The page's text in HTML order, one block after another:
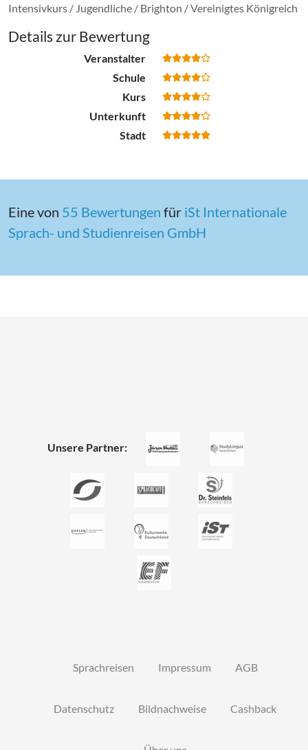
Intensivkurs / Jugendliche / Brighton / Vereinigtes Königreich
Details zur Bewertung
Veranstalter
Schule
Kurs
Unterkunft
Stadt
Eine von 55 Bewertungen für iSt In­ter­na­tio­na­le
Sprach- und Stu­di­en­rei­sen GmbH
Unsere Partner:
Sprachreisen Impressum AGB
Datenschutz Bildnachweise Cashback